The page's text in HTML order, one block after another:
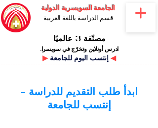
الجامعة السويسرية الدولية
قسم الدراسة باللغة العربية
مصنّفة 3 عالميًا
ادرس أونلاين وتخرّج في سويسرا.
▶ ◀
ابدأ طلب التقديم للدراسة -
إنتسب للجامعة